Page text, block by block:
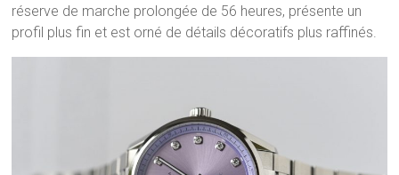
réserve de marche prolongée de 56 heures, présente un
profil plus fin et est orné de détails décoratifs plus raffinés.